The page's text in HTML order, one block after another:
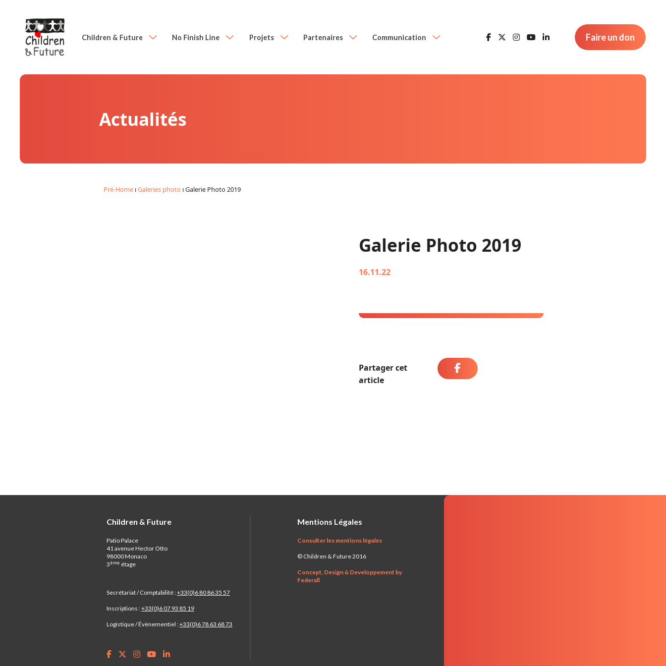
Children & Future No Finish Line Projets Partenaires Communication Faire un don
Actualités
Pré-Home ıGaleries photo ıGalerie Photo 2019
Galerie Photo 2019
16.11.22
Partager cet
article
Children & Future
Patio Palace
41 avenue Hector Otto
98000 Monaco
3ème étage
Secrétariat / Comptabilité :+33(0)6 80 86 35 57
Inscriptions :+33(0)6 07 93 85 19
Logistique / Évènementiel :+33(0)6 78 63 68 73
Mentions Légales
Consulter les mentions légales
© Children & Future 2016
Concept, Design & Developpement by
Federall